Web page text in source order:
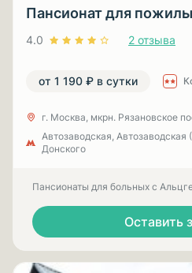
Пансионат для
4.0 2 отзыва
от 1 190 ₽ в сутки
г. Москва, мкрн. Рязановское
Автозаводская,
Донского
Пансионаты для больных с
Оставить